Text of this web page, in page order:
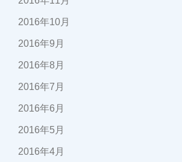
2016年10月
2016年9月
2016年8月
2016年7月
2016年6月
2016年5月
2016年4月